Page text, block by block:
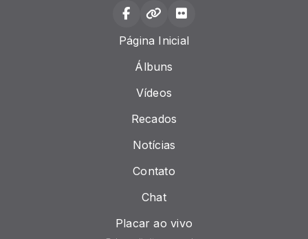
Página Inicial
Álbuns
Vídeos
Recados
Notícias
Contato
Chat
Placar ao vivo